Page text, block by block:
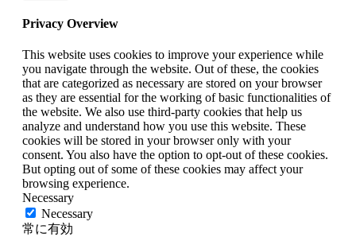
Privacy Overview
This website uses cookies to improve your experience while
you navigate through the website. Out of these, the cookies
that are categorized as necessary are stored on your browser
as they are essential for the working of basic functionalities of
the website. We also use third-party cookies that help us
analyze and understand how you use this website. These
cookies will be stored in your browser only with your
consent. You also have the option to opt-out of these cookies.
But opting out of some of these cookies may affect your
browsing experience.
Necessary
Necessary
常に有効